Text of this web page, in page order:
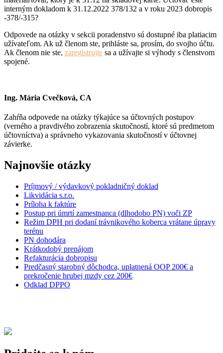
interným dokladom k 31.12.2022 378/132 a v roku 2023 dobropis
-378/-315?
Odpovede na otázky v sekcii poradenstvo sú dostupné iba platiacim
užívateľom. Ak už členom ste, prihláste sa, prosím, do svojho účtu.
Ak členom nie ste, zaregistrujte sa a užívajte si výhody s členstvom
spojené.
Ing. Mária Cvečková, CA
Zahŕňa odpovede na otázky týkajúce sa účtovných postupov
(verného a pravdivého zobrazenia skutočností, ktoré sú predmetom
účtovníctva) a správneho vykazovania skutočností v účtovnej
závierke.
Najnovšie otázky
Príjmový / výdavkový pokladničný doklad
Likvidácia s.r.o.
Príloha k faktúre
Postup pri úmrtí zamestnanca (dlhodobo PN) voči ZP
Režim DPH pri dodaní trávnikového koberca vrátane úpravy
terénu
PN dohodára
Krátkodobý prenájom
Refakturácia dobropisu
Predčasný starobný dôchodca, uplatnená OOP 200€ a
prekročenie hrubej mzdy cez 200€
Odklad DPPO